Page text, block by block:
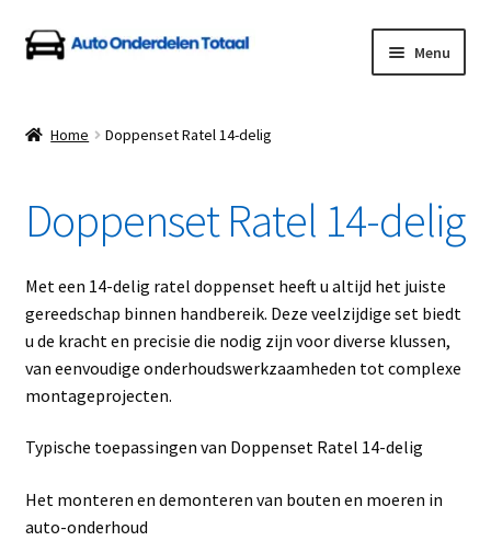
Ga
door
navigatie
Ga
naar
inhoud
Menu
Auto Onderdelen Shop
Betalen en Verzenden
Blog
Contact
Klantenservice
Linkpartners
Home Doppenset Ratel 14-delig
Doppenset Ratel 14-delig
Met een 14-delig ratel doppenset heeft u altijd het juiste
gereedschap binnen handbereik. Deze veelzijdige set biedt
u de kracht en precisie die nodig zijn voor diverse klussen,
van eenvoudige onderhoudswerkzaamheden tot complexe
montageprojecten.
Typische toepassingen van Doppenset Ratel 14-delig
Het monteren en demonteren van bouten en moeren in
auto-onderhoud